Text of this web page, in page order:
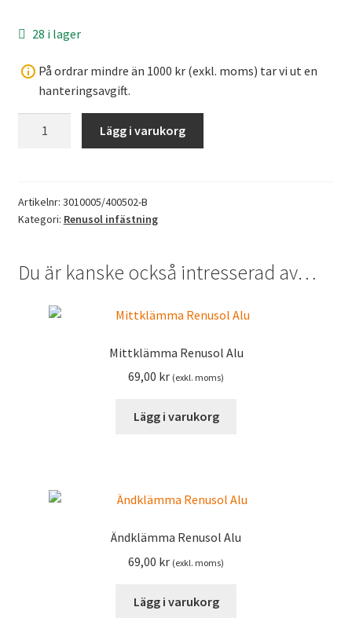
28 i lager
På ordrar mindre än 1000 kr (exkl. moms) tar vi ut en
hanteringsavgift.
mängd
Lägg i varukorg
Artikelnr: 3010005/400502-B
Kategori: Renusol infästning
Du är kanske också intresserad av…
Mittklämma Renusol Alu
69,00 kr (exkl. moms)
Lägg i varukorg
Ändklämma Renusol Alu
69,00 kr (exkl. moms)
Lägg i varukorg